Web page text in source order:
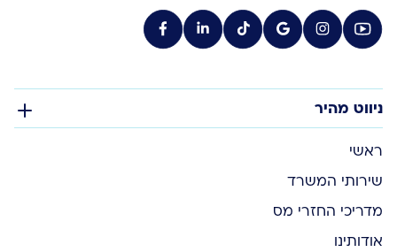
ניווט מהיר
ראשי
שירותי המשרד
מדריכי החזרי מס
אודותינו